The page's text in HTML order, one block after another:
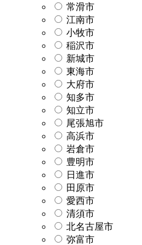
常滑市
江南市
小牧市
稲沢市
新城市
東海市
大府市
知多市
知立市
尾張旭市
高浜市
岩倉市
豊明市
日進市
田原市
愛西市
清須市
北名古屋市
弥富市